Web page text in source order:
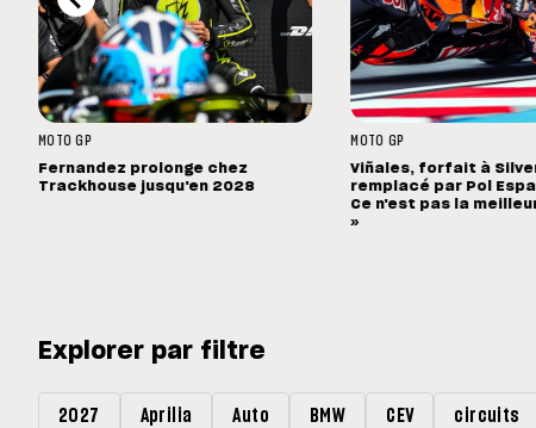
MOTO GP
Fernandez prolonge chez
Trackhouse jusqu'en 2028
MOTO GP
Viñales, forfait à
remplacé par Pol
Ce n'est pas la
»
Explorer par filtre
2027 Aprilia Auto BMW CEV circuits